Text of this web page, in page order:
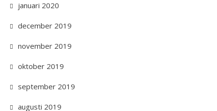
januari 2020
december 2019
november 2019
oktober 2019
september 2019
augusti 2019